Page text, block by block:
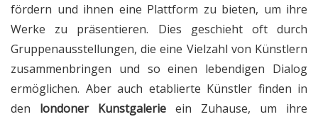
fördern und ihnen eine Plattform zu bieten, um ihre
Werke zu präsentieren. Dies geschieht oft durch
Gruppenausstellungen, die eine Vielzahl von Künstlern
zusammenbringen und so einen lebendigen Dialog
ermöglichen. Aber auch etablierte Künstler finden in
den londoner Kunstgalerie ein Zuhause, um ihre